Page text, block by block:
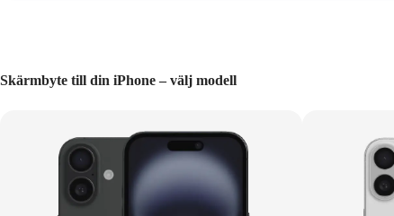
Skärmbyte till din iPhone – välj modell